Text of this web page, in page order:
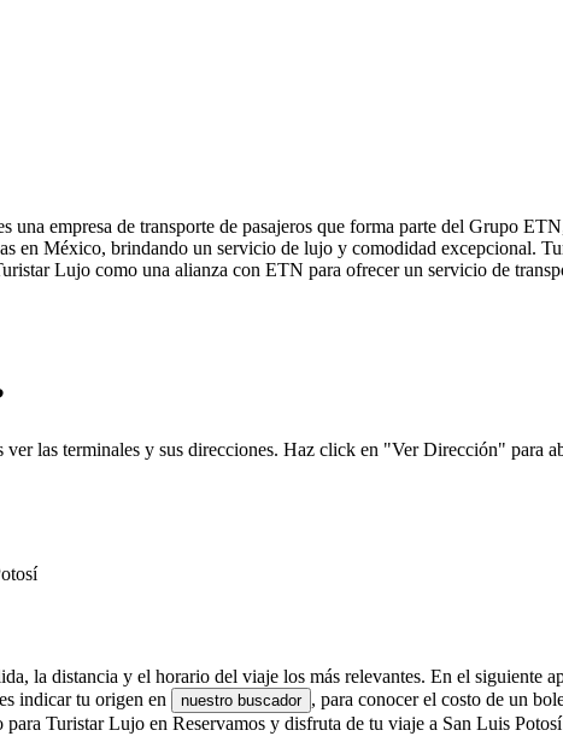
empresa de transporte de pasajeros que forma parte del Grupo
en México, brindando un servicio de lujo y comodidad excepcional.
Lujo como una alianza con ETN para ofrecer un servicio de
las terminales y sus direcciones. Haz click en "Ver Dirección" para
la distancia y el horario del viaje los más relevantes. En el siguiente
indicar tu origen en
nuestro buscador , para conocer el costo de un
Turistar Lujo en Reservamos y disfruta de tu viaje a San Luis